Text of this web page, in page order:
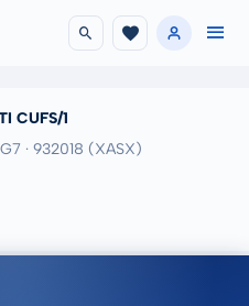
CUFS/1
· 932018 (XASX)